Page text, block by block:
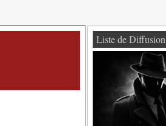
Liste de Diffusion